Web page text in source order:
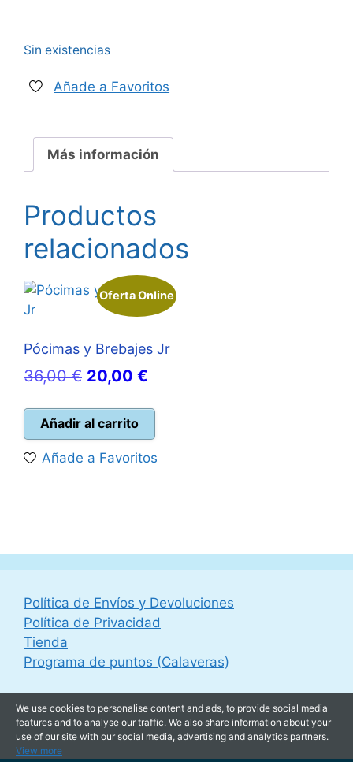
Sin existencias
Añade a Favoritos
Más información
Productos
relacionados
Oferta Online
Pócimas y Brebajes Jr
36,00€ El
original
20,00 €
Añadir al carrito
Añade a Favoritos
Política de Envíos y Devoluciones
Política de Privacidad
Tienda
Programa de puntos (Calaveras)
We use cookies to personalise content and ads, to provide social media
features and to analyse our traffic. We also share information about your
use of our site with our social media, advertising and analytics partners.
View more